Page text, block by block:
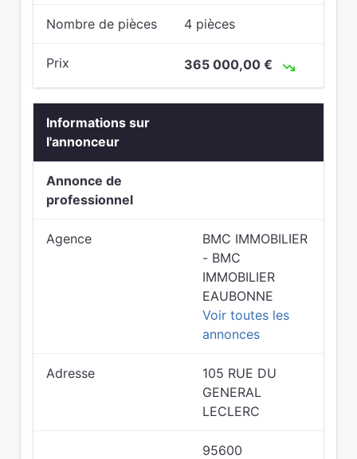
Nombre de pièces 4 pièces
Prix 365 000,00 €
Informations sur
l'annonceur
Annonce de
professionnel
Agence
BMC IMMOBILIER
- BMC
IMMOBILIER
EAUBONNE
Voir toutes les
annonces
Adresse
105 RUE DU
GENERAL
LECLERC
95600